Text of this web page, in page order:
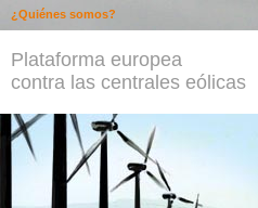
Plataforma europea
contra las centrales eólicas
¿Quiénes somos?